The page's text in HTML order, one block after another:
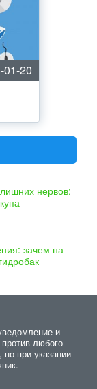
01-20
нервов:
зачем на
и
любого
но при указании